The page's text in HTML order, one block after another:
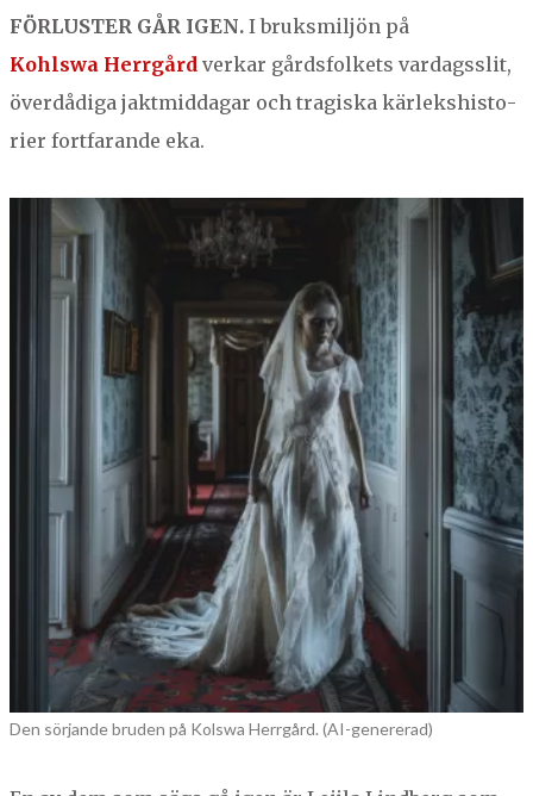
FÖR­LUS­TER GÅR IGEN. I bruksmiljön på
Kohlswa Her­rgård verkar gårds­folkets vardagsslit,
överdådi­ga jak­t­mid­da­gar och tragiska kär­lek­shis­to­
ri­er fort­farande eka.
Den sörjande bruden på Kolswa Herrgård. (AI-genererad)